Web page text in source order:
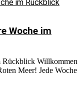
Woche im
Rückblick Willkommen
Meer! Jede Woche